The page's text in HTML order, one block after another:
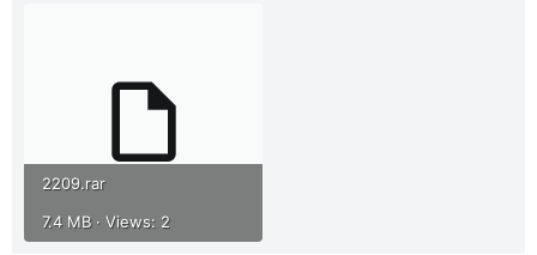
2209.rar
7.4 MB · Views: 2